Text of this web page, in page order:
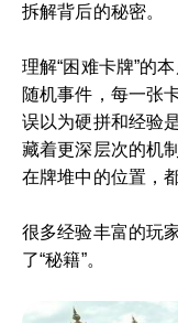
拆解背后的秘密。
理解“困难卡牌”的
随机事件，每一张
误以为硬拼和经验
藏着更深层次的机
在牌堆中的位置，
很多经验丰富的玩
了“秘籍”。